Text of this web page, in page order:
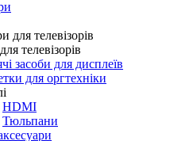
телевізорів
засоби для дисплеїв
для оргтехніки
HDMI
Тюльпани